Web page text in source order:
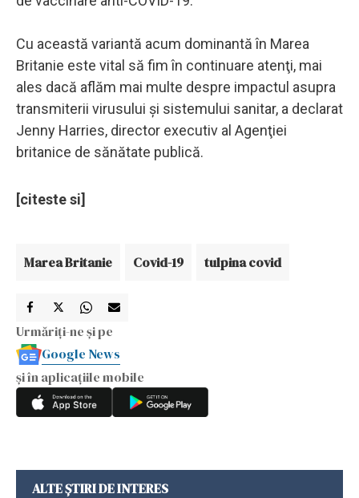
Cu această variantă acum dominantă în Marea
Britanie este vital să fim în continuare atenţi, mai
ales dacă aflăm mai multe despre impactul asupra
transmiterii virusului şi sistemului sanitar, a declarat
Jenny Harries, director executiv al Agenţiei
britanice de sănătate publică.
[citeste si]
Marea Britanie Covid-19 tulpina covid
Urmăriți-ne și pe
Google News
și în aplicațiile mobile
ALTE ȘTIRI DE INTERES